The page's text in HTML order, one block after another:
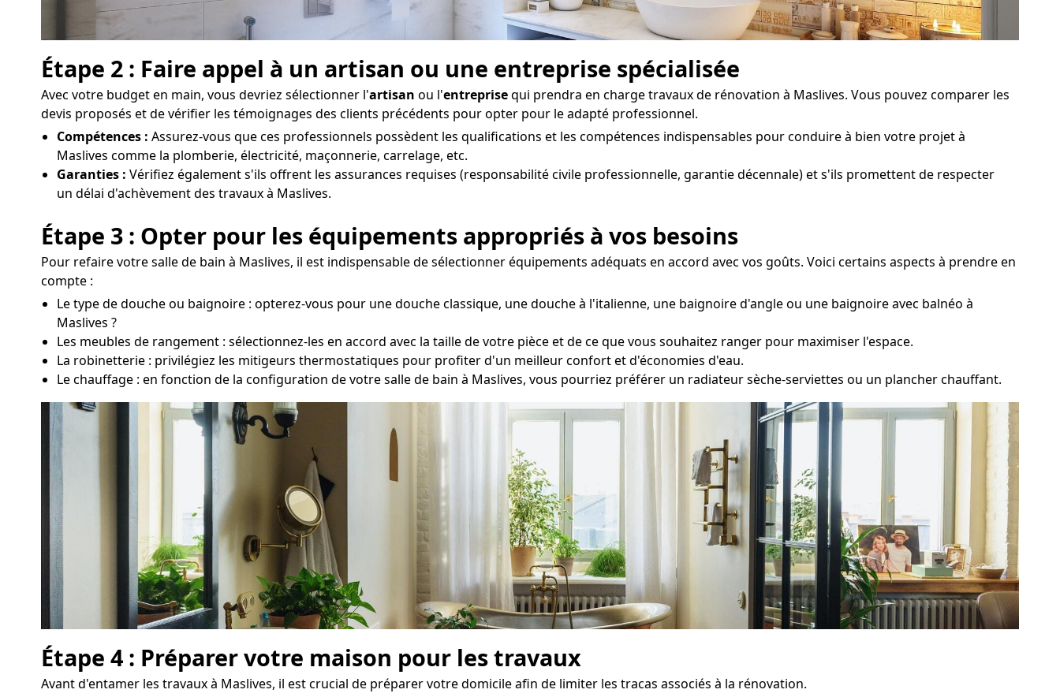
Étape 2 : Faire appel à un artisan ou une entreprise spécialisée
Avec votre budget en main, vous devriez sélectionner l'artisan ou l'entreprisequi prendra en charge travaux de rénovation à Maslives. Vous pouvez comparer les
devis proposés et de vérifier les témoignages des clients précédents pour opter pour le adapté professionnel.
Compétences : Assurez-vous que ces professionnels possèdent les qualifications et les compétences indispensables pour conduire à bien votre projet à
Maslives comme la plomberie, électricité, maçonnerie, carrelage, etc.
Garanties : Vérifiez également s'ils offrent les assurances requises (responsabilité civile professionnelle, garantie décennale) et s'ils promettent de respecter
un délai d'achèvement des travaux à Maslives.
Étape 3 : Opter pour les équipements appropriés à vos besoins
Pour refaire votre salle de bain à Maslives, il est indispensable de sélectionner équipements adéquats en accord avec vos goûts. Voici certains aspects à prendre en
compte :
Le type de douche ou baignoire : opterez-vous pour une douche classique, une douche à l'italienne, une baignoire d'angle ou une baignoire avec balnéo à
Maslives ?
Les meubles de rangement : sélectionnez-les en accord avec la taille de votre pièce et de ce que vous souhaitez ranger pour maximiser l'espace.
La robinetterie : privilégiez les mitigeurs thermostatiques pour profiter d'un meilleur confort et d'économies d'eau.
Le chauffage : en fonction de la configuration de votre salle de bain à Maslives, vous pourriez préférer un radiateur sèche-serviettes ou un plancher chauffant.
Étape 4 : Préparer votre maison pour les travaux
Avant d'entamer les travaux à Maslives, il est crucial de préparer votre domicile afin de limiter les tracas associés à la rénovation.